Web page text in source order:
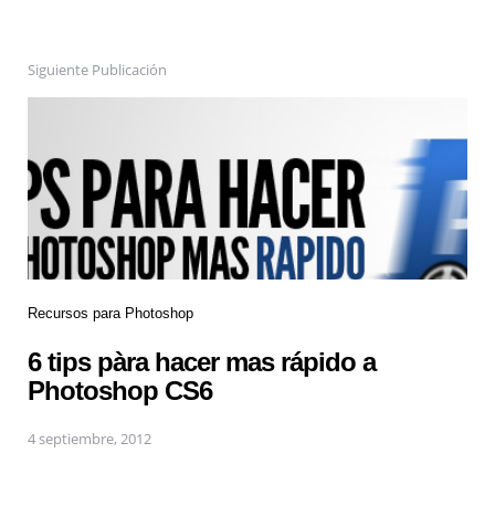
Siguiente Publicación
Recursos para Photoshop
6 tips pàra hacer mas rápido a
Photoshop CS6
4 septiembre, 2012